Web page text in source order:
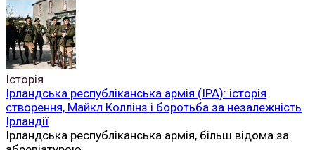
Історія
Ірландська республіканська армія (ІРА): історія
створення, Майкл Коллінз і боротьба за незалежність
Ірландії
Ірландська республіканська армія, більш відома за